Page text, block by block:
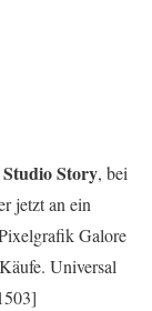
Story, bei
jetzt an ein
Galore
Universal